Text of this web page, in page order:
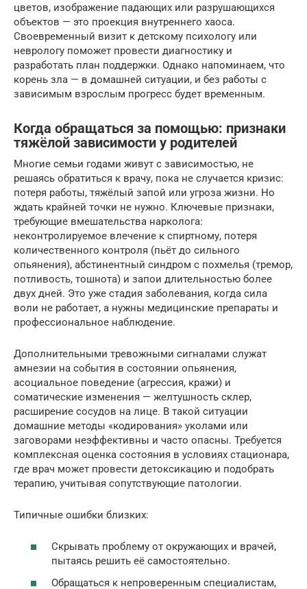
цветов, изображение падающих или разрушающихся
объектов — это проекция внутреннего хаоса.
Своевременный визит к детскому психологу или
неврологу поможет провести диагностику и
разработать план поддержки. Однако напоминаем, что
корень зла — в домашней ситуации, и без работы с
зависимым взрослым прогресс будет временным.
Когда обращаться за помощью: признаки
тяжёлой зависимости у родителей
Многие семьи годами живут с зависимостью, не
решаясь обратиться к врачу, пока не случается кризис:
потеря работы, тяжёлый запой или угроза жизни. Но
ждать крайней точки не нужно. Ключевые признаки,
требующие вмешательства нарколога:
неконтролируемое влечение к спиртному, потеря
количественного контроля (пьёт до сильного
опьянения), абстинентный синдром с похмелья (тремор,
потливость, тошнота) и запои длительностью более
двух дней. Это уже стадия заболевания, когда сила
воли не работает, а нужны медицинские препараты и
профессиональное наблюдение.
Дополнительными тревожными сигналами служат
амнезии на события в состоянии опьянения,
асоциальное поведение (агрессия, кражи) и
соматические изменения — желтушность склер,
расширение сосудов на лице. В такой ситуации
домашние методы «кодирования» уколами или
заговорами неэффективны и часто опасны. Требуется
комплексная оценка состояния в условиях стационара,
где врач может провести детоксикацию и подобрать
терапию, учитывая сопутствующие патологии.
Типичные ошибки близких:
Скрывать проблему от окружающих и врачей,
пытаясь решить её самостоятельно.
Обращаться к непроверенным специалистам,